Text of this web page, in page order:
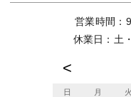
営業時間：
休業日：土
日 月 火